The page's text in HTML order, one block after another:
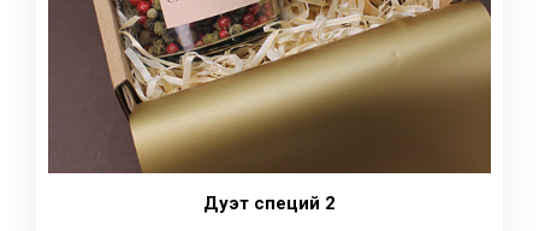
Дуэт специй 2